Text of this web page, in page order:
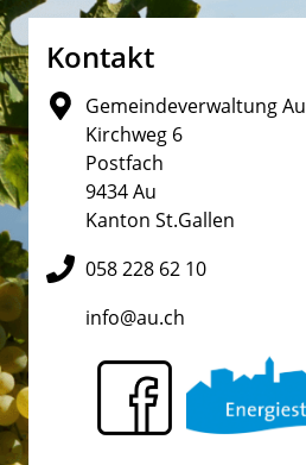
Fusszeile
Kontakt
Gemeindeverwaltung Au
Kirchweg 6
Postfach
9434 Au
Kanton St.Gallen
058 228 62 10
info@au.ch